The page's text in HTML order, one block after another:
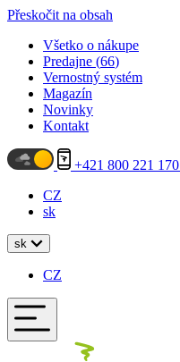
Přeskočit na obsah
Všetko o nákupe
Predajne (66)
Vernostný systém
Magazín
Novinky
Kontakt
+421 800 221 170
CZ
sk
sk
CZ